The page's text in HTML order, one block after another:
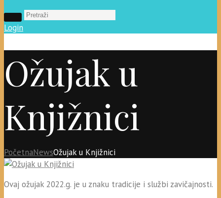
Login
Ožujak u
Knjižnici
PočetnaNewsOžujak u Knjižnici
Ovaj ožujak 2022.g. je u znaku tradicije i službi zavičajnosti.